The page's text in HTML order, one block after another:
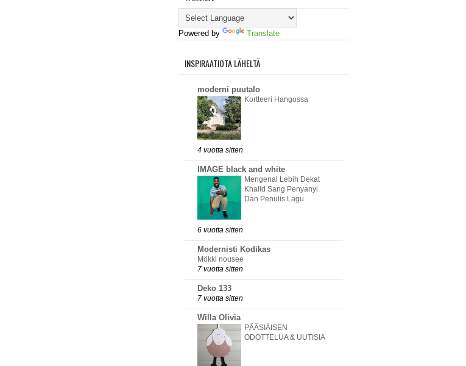
Powered by Translate
INSPIRAATIOTA LÄHELTÄ
moderni puutalo
Kortteeri Hangossa
4 vuotta sitten
IMAGE black and white
Mengenal Lebih Dekat
Khalid Sang Penyanyi
Dan Penulis Lagu
6 vuotta sitten
Modernisti Kodikas
Mökki nousee
7 vuotta sitten
Deko 133
7 vuotta sitten
Willa Olivia
PÄÄSIÄISEN
ODOTTELUA & UUTISIA